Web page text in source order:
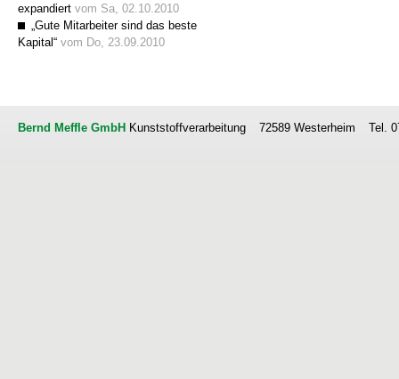
expandiert vom Sa, 02.10.2010
„Gute Mitarbeiter sind das beste
Kapital“ vom Do, 23.09.2010
Bernd Meffle GmbH Kunststoffverarbeitung 72589 Westerheim Tel.